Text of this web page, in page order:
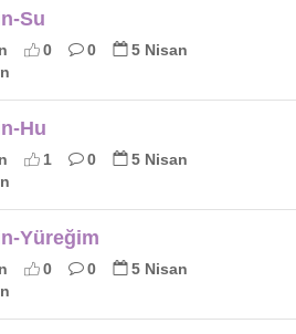
Su
0 0
5 Nisan
Hu
1 0
5 Nisan
Yüreğim
0 0
5 Nisan